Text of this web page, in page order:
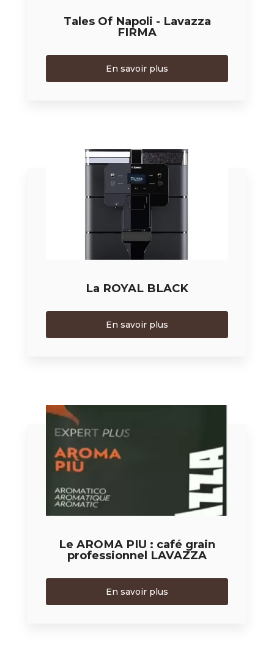
Tales Of Napoli - Lavazza
FIRMA
En savoir plus
La ROYAL BLACK
En savoir plus
Le AROMA PIU : café grain
professionnel LAVAZZA
En savoir plus